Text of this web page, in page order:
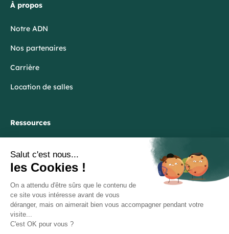
À propos
Notre ADN
Nos partenaires
Carrière
Location de salles
Ressources
FAQ
Lexique